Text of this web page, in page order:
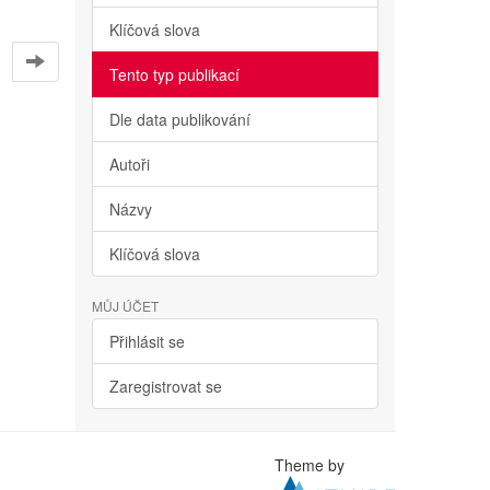
Klíčová slova
Tento typ publikací
Dle data publikování
Autoři
Názvy
Klíčová slova
MŮJ ÚČET
Přihlásit se
Zaregistrovat se
Theme by